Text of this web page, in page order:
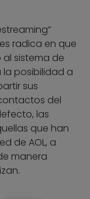
radica en que
sistema de
la posibilidad a
sus
del
las
que han
de AOL, a
manera